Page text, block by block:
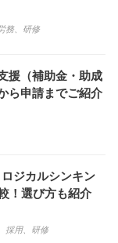
務、 研修
援（補助金・助成
ら申請までご紹介
ロジカルシンキン
！選び方も紹介
採用、 研修